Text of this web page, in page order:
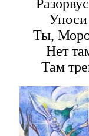
Ты,
Нет
Там